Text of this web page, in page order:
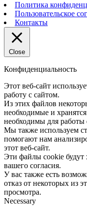
Политика
Пользовательское
Контакты
Close
Конфиденциальность
Этот веб-сайт
работу с сайтом.
Из этих файлов
необходимые и
необходимы для
Мы также используем
помогают нам
этот веб-сайт.
Эти файлы cookie будут
вашего согласия.
У вас также есть
отказ от некоторых из
просмотра.
Necessary